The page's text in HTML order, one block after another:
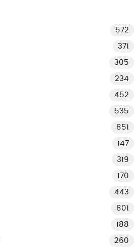
572
371
305
234
452
535
851
147
319
170
443
801
188
260